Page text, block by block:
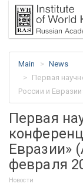
Main
News
Первая
России и
Первая
Евразии»
февраля
Новости